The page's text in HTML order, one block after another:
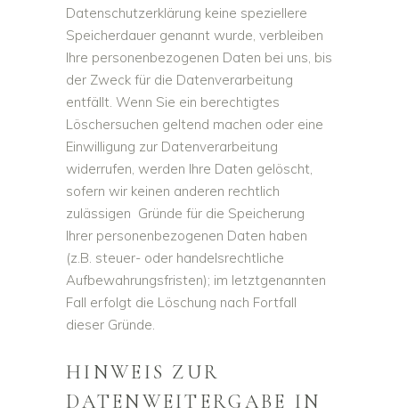
Datenschutzerklärung keine speziellere
Speicherdauer genannt wurde, verbleiben
Ihre personenbezogenen Daten bei uns, bis
der Zweck für die Datenverarbeitung
entfällt. Wenn Sie ein berechtigtes
Löschersuchen geltend machen oder eine
Einwilligung zur Datenverarbeitung
widerrufen, werden Ihre Daten gelöscht,
sofern wir keinen anderen rechtlich
zulässigen Gründe für die Speicherung
Ihrer personenbezogenen Daten haben
(z.B. steuer- oder handelsrechtliche
Aufbewahrungsfristen); im letztgenannten
Fall erfolgt die Löschung nach Fortfall
dieser Gründe.
HINWEIS ZUR
DATENWEITERGABE IN